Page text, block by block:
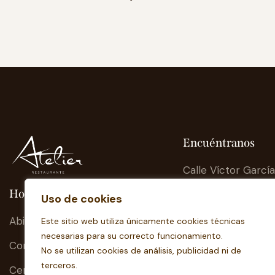
Uso de cookies
Este sitio web utiliza únicamente cookies técnicas
necesarias para su correcto funcionamiento.
No se utilizan cookies de análisis, publicidad ni de
terceros.
Horario
Abierto de Lunes a Domingo
Comidas: 13:30h – 15:00h
Cenas: 20:30h – 23:00h
Encuéntranos
Calle Víctor
Concha s/n junto
37007. Salamanca